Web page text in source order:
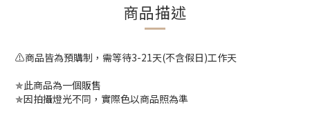
商品描述
⚠️商品皆為預購制，需等待3-21天(不含假日)工作天
✯此商品為一個販售
✯因拍攝燈光不同，實際色以商品照為準